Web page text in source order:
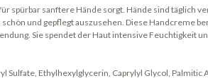
spürbar sanftere Hände sorgt. Hände sind täglich
und gepflegt auszusehen. Diese Handcreme
Sie spendet der Haut intensive Feuchtigkeit
Sulfate, Ethylhexylglycerin, Caprylyl Glycol,